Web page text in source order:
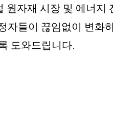
원자재 시장 및 에너지
자들이 끊임없이 변화
도와드립니다.